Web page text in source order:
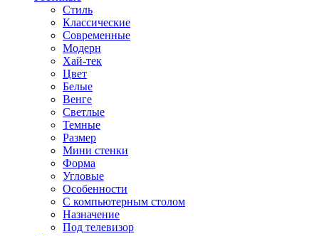
Стиль
Классические
Современные
Модерн
Хай-тек
Цвет
Белые
Венге
Светлые
Темные
Размер
Мини стенки
Форма
Угловые
Особенности
С компьютерным столом
Назначение
Под телевизор